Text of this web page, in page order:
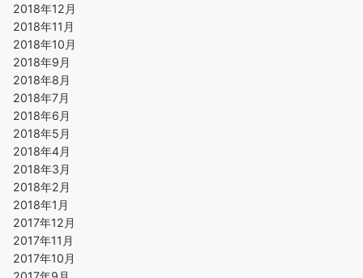
2018年12月
2018年11月
2018年10月
2018年9月
2018年8月
2018年7月
2018年6月
2018年5月
2018年4月
2018年3月
2018年2月
2018年1月
2017年12月
2017年11月
2017年10月